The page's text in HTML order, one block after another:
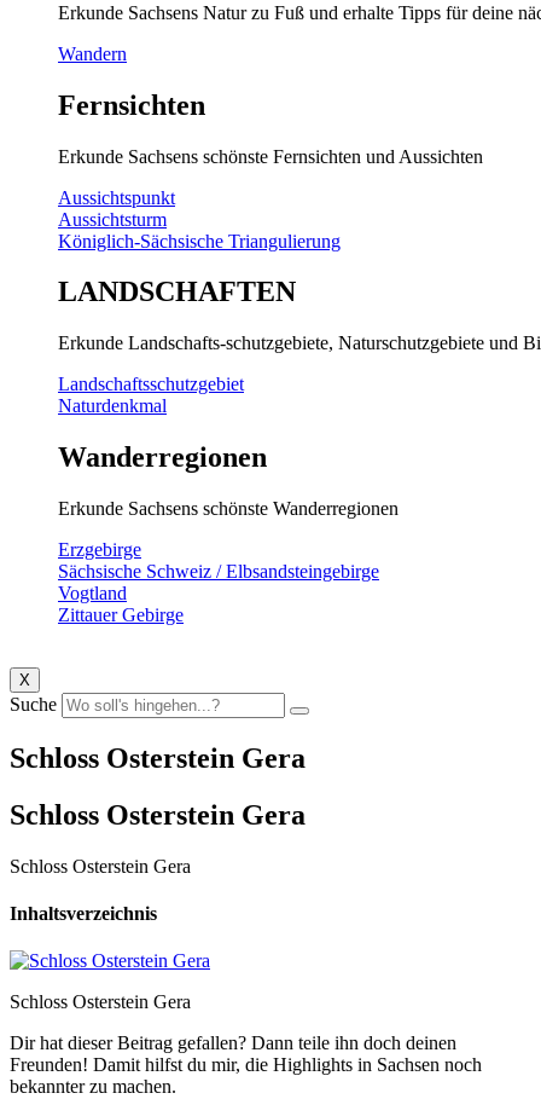
Erkunde Sachsens Natur zu Fuß und erhalte Tipps für deine
Wandern
Fernsichten
Erkunde Sachsens schönste Fernsichten und Aussichten
Aussichtspunkt
Aussichtsturm
Königlich-Sächsische Triangulierung
LANDSCHAFTEN
Erkunde Landschafts-schutzgebiete, Naturschutzgebiete und
Landschaftsschutzgebiet
Naturdenkmal
Wanderregionen
Erkunde Sachsens schönste Wanderregionen
Erzgebirge
Sächsische Schweiz / Elbsandsteingebirge
Vogtland
Zittauer Gebirge
X
Suche
Schloss Osterstein Gera
Schloss Osterstein Gera
Schloss Osterstein Gera
Inhaltsverzeichnis
Schloss Osterstein Gera
Dir hat dieser Beitrag gefallen? Dann teile ihn doch deinen
Freunden! Damit hilfst du mir, die Highlights in Sachsen noch
bekannter zu machen.